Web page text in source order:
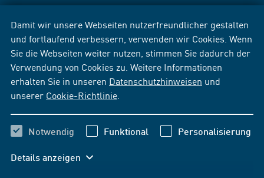
Damit wir unsere Webseiten nutzerfreundlicher gestalten
und fortlaufend verbessern, verwenden wir Cookies. Wenn
Sie die Webseiten weiter nutzen, stimmen Sie dadurch der
Verwendung von Cookies zu. Weitere Informationen
erhalten Sie in unseren Datenschutzhinweisen und
unserer Cookie-Richtlinie
Notwendig Funktional Personalisierung
Details anzeigen